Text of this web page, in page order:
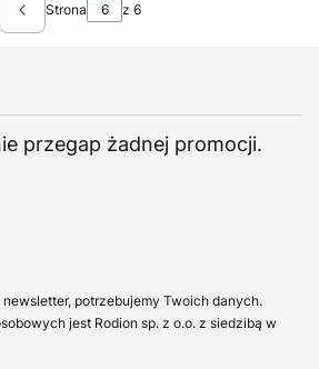
Strona z 6
przegap żadnej promocji.
newsletter, potrzebujemy Twoich danych.
jest Rodion sp. z o.o. z siedzibą w